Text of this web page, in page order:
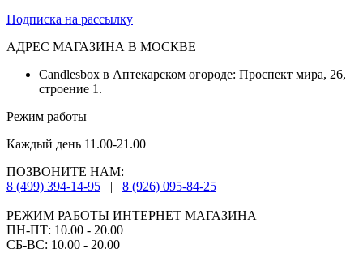
Подписка на рассылку
АДРЕС МАГАЗИНА В МОСКВЕ
Candlesbox в Аптекарском огороде: Проспект мира, 26,
строение 1.
Режим работы
Каждый день 11.00-21.00
ПОЗВОНИТЕ НАМ:
8 (499) 394-14-95
| 8 (926) 095-84-25
РЕЖИМ РАБОТЫ ИНТЕРНЕТ МАГАЗИНА
ПН-ПТ: 10.00 - 20.00
СБ-ВС: 10.00 - 20.00